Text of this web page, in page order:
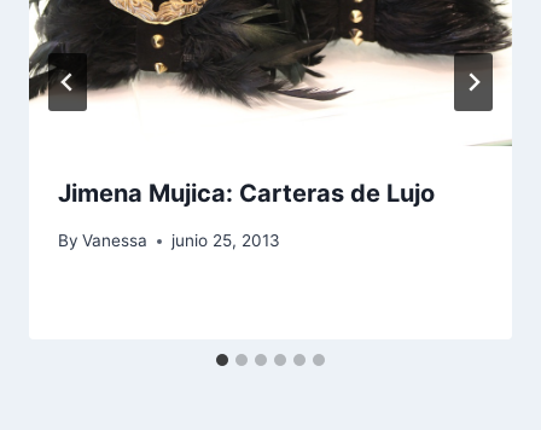
Jimena Mujica: Carteras de Lujo
By Vanessa junio 25, 2013